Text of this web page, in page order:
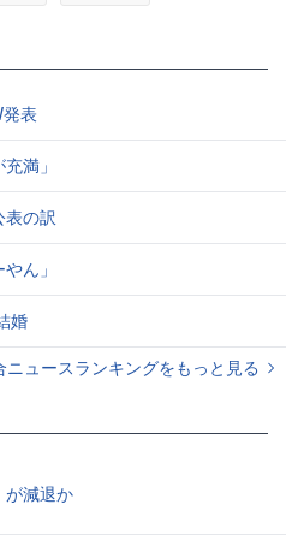
表
満」
の訳
ん」
婚
ニュースランキングをもっと見る
が減退か